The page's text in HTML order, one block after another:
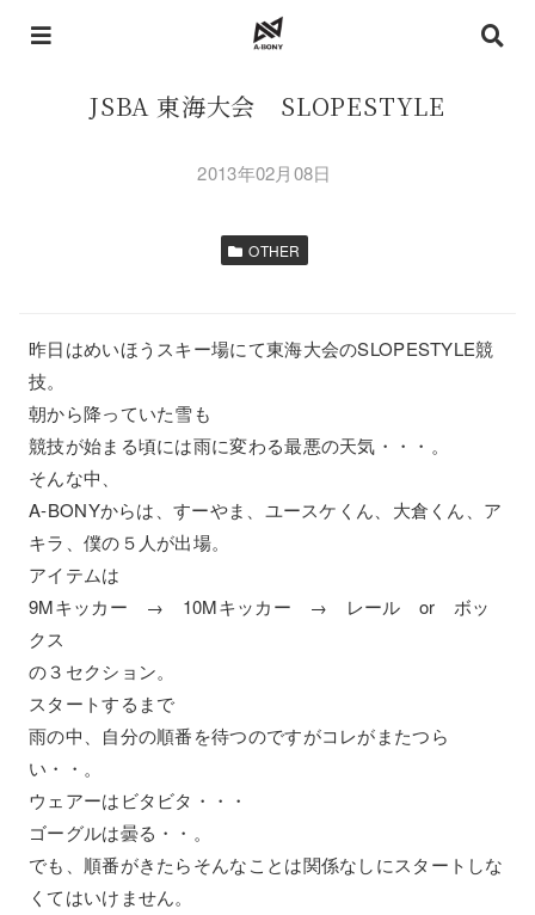
JSBA 東海大会 SLOPESTYLE
2013年02月08日
OTHER
昨日はめいほうスキー場にて東海大会のSLOPESTYLE競
技。
朝から降っていた雪も
競技が始まる頃には雨に変わる最悪の天気・・・。
そんな中、
A-BONYからは、すーやま、ユースケくん、大倉くん、ア
キラ、僕の５人が出場。
アイテムは
9Mキッカー → 10Mキッカー → レール or ボッ
クス
の３セクション。
スタートするまで
雨の中、自分の順番を待つのですがコレがまたつら
い・・。
ウェアーはビタビタ・・・
ゴーグルは曇る・・。
でも、順番がきたらそんなことは関係なしにスタートしな
くてはいけません。